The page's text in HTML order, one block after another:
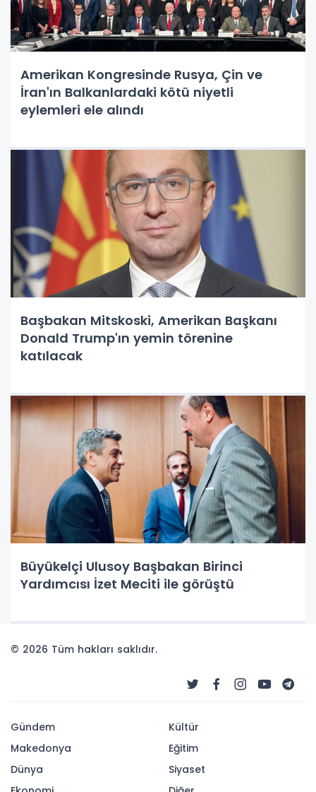
Amerikan Kongresinde Rusya, Çin ve
İran'ın Balkanlardaki kötü niyetli
eylemleri ele alındı
Başbakan Mitskoski, Amerikan Başkanı
Donald Trump'ın yemin törenine
katılacak
Büyükelçi Ulusoy Başbakan Birinci
Yardımcısı İzet Meciti ile görüştü
© 2026 Tüm hakları saklıdır.
Gündem
Makedonya
Dünya
Kültür
Eğitim
Siyaset